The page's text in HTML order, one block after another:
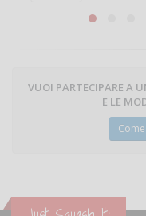
Michele
VUOI PARTECIPARE A
E LE